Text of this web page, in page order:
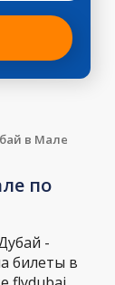
в Мале
по
-
билеты в